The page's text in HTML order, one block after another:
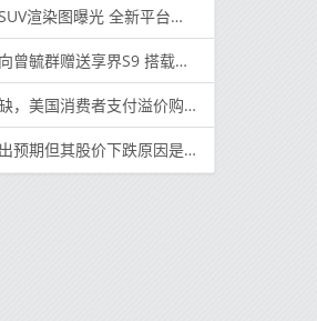
图曝光 全新平台打造 小“鼻孔”版iX?
群赠送享界S9 搭载宁德时代电池
消费者支付溢价购买二手OnePlus 8 Pro
但其股价下跌原因是硬件销售下降